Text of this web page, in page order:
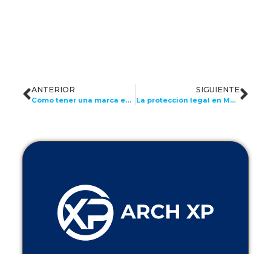
ANTERIOR
Cómo tener una marca empleadora irresistible en tu empresa
SIGUIENTE
La protección legal en México para el Tech Talent: seguridad jurídica garantizada